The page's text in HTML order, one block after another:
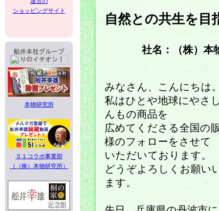
ショッピングサイト
本物研究所
５１コラボ事業部
（（株）本物研究所）
自然との共生を目
社名：（株）
みなさん、こんにちは
私はひとや地球にやさ
んもの商品を
広めてくださる全国の
様のフォローをさせて
いただいております。
どうぞよろしくお願い
ます。